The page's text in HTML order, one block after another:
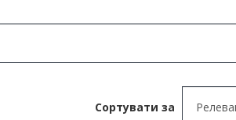
Сортувати за